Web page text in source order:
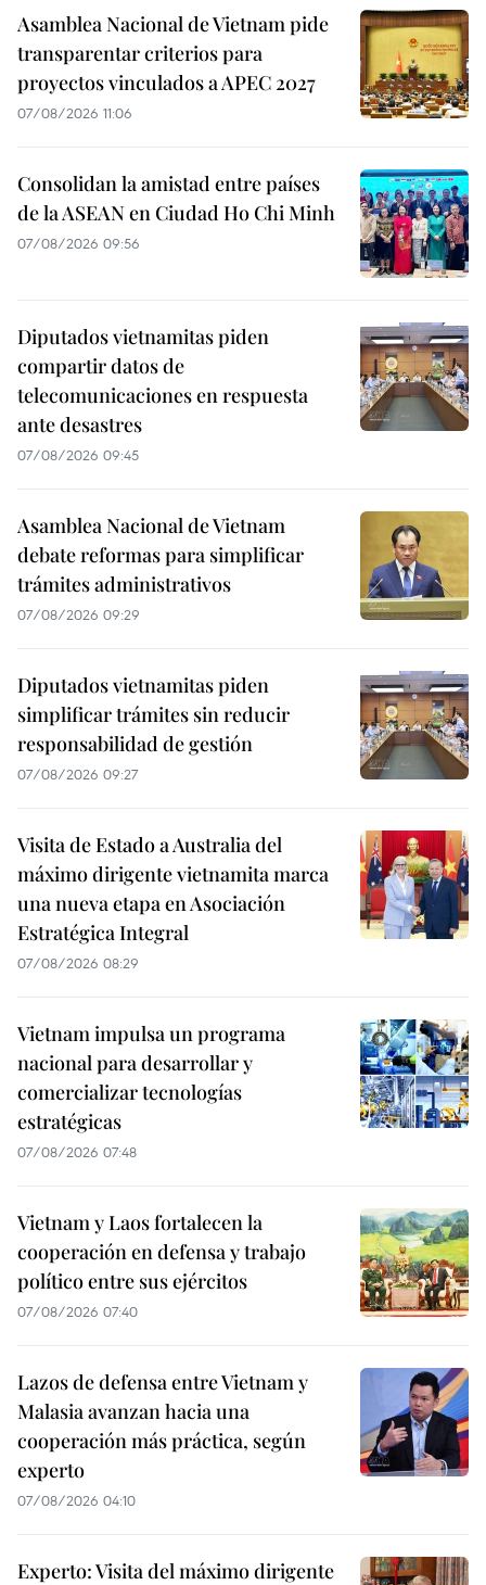
Asamblea Nacional de Vietnam pide
transparentar criterios para
proyectos vinculados a APEC 2027
07/08/2026 11:06
Consolidan la amistad entre países
de la ASEAN en Ciudad Ho Chi Minh
07/08/2026 09:56
Diputados vietnamitas piden
compartir datos de
telecomunicaciones en respuesta
ante desastres
07/08/2026 09:45
Asamblea Nacional de Vietnam
debate reformas para simplificar
trámites administrativos
07/08/2026 09:29
Diputados vietnamitas piden
simplificar trámites sin reducir
responsabilidad de gestión
07/08/2026 09:27
Visita de Estado a Australia del
máximo dirigente vietnamita marca
una nueva etapa en Asociación
Estratégica Integral
07/08/2026 08:29
Vietnam impulsa un programa
nacional para desarrollar y
comercializar tecnologías
estratégicas
07/08/2026 07:48
Vietnam y Laos fortalecen la
cooperación en defensa y trabajo
político entre sus ejércitos
07/08/2026 07:40
Lazos de defensa entre Vietnam y
Malasia avanzan hacia una
cooperación más práctica, según
experto
07/08/2026 04:10
Experto: Visita del máximo dirigente